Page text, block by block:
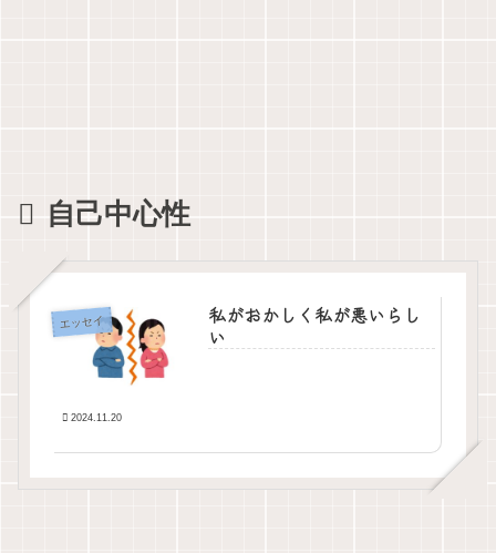
自己中心性
エッセイ
私がおかしく私が悪いらし
い
2024.11.20